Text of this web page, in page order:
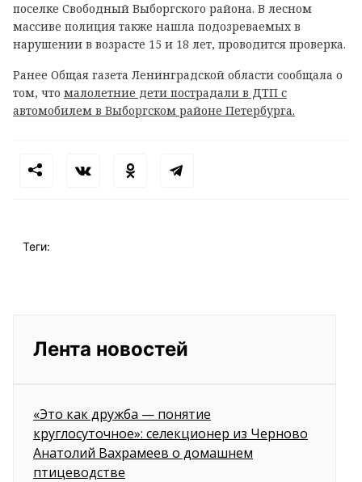
поселке Свободный Выборгского района. В лесном
массиве полиция также нашла подозреваемых в
нарушении в возрасте 15 и 18 лет, проводится проверка.
Ранее Общая газета Ленинградской области сообщала о
том, что малолетние дети пострадали в ДТП с
автомобилем в Выборгском районе Петербурга.
Теги:
Лента новостей
«Это как дружба — понятие
круглосуточное»: селекционер из Черново
Анатолий Вахрамеев о домашнем
птицеводстве